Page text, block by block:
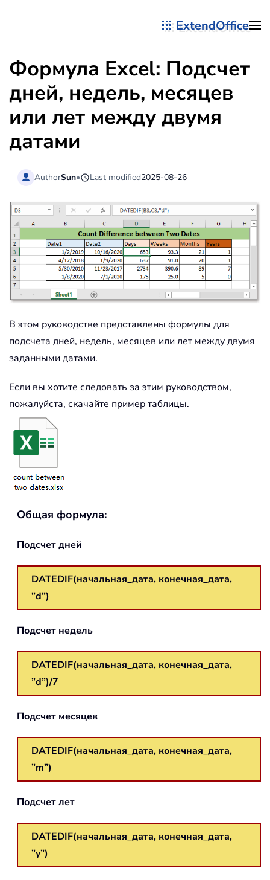
ExtendOffice
Формула Excel: Подсчет
дней, недель, месяцев
или лет между двумя
датами
AuthorSun• Last modified2025-08-26
В этом руководстве представлены формулы для
подсчета дней, недель, месяцев или лет между двумя
заданными датами.
Если вы хотите следовать за этим руководством,
пожалуйста, скачайте пример таблицы.
Общая формула:
Подсчет дней
DATEDIF(начальная_дата, конечная_дата,
”d”)
Подсчет недель
DATEDIF(начальная_дата, конечная_дата,
”d”)/7
Подсчет месяцев
DATEDIF(начальная_дата, конечная_дата,
”m”)
Подсчет лет
DATEDIF(начальная_дата, конечная_дата,
”y”)